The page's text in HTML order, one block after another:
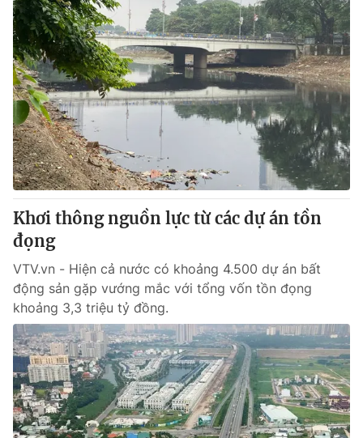
Giải sao mai
Làm đẹp
Chất lượng cuộc sống
Tuyển sinh
Học trực tuyến
Công nghệ
Hitech Công nghệ tương lai
Sản phẩm
Thị trường
Tư vấn
Giao lưu trực tuyến
Lịch phát sóng
Chuyên mục khác
Emagazine Podcast
Photo Infographic
Video
VTV Money VTV Thể thao
VTV Sức khoẻ Bất động sản
Khơi thông nguồn lực từ các dự án tồn
đọng
VTV.vn - Hiện cả nước có khoảng 4.500 dự án bất
động sản gặp vướng mắc với tổng vốn tồn đọng
khoảng 3,3 triệu tỷ đồng.